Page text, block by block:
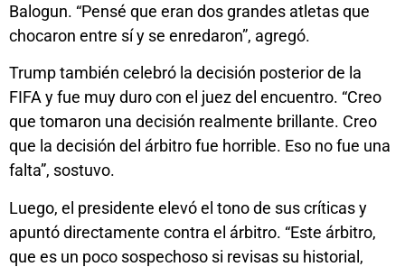
Balogun. “Pensé que eran dos grandes atletas que
chocaron entre sí y se enredaron”, agregó.
Trump también celebró la decisión posterior de la
FIFA y fue muy duro con el juez del encuentro. “Creo
que tomaron una decisión realmente brillante. Creo
que la decisión del árbitro fue horrible. Eso no fue una
falta”, sostuvo.
Luego, el presidente elevó el tono de sus críticas y
apuntó directamente contra el árbitro. “Este árbitro,
que es un poco sospechoso si revisas su historial,